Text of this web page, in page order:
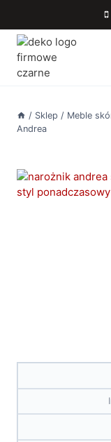
treści
/ Sklep / Meble
Andrea